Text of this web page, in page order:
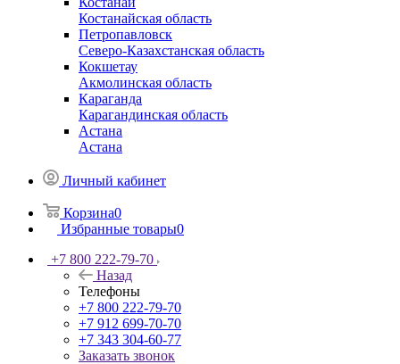
Костанайская область
Петропавловск
Северо-Казахстанская область
Кокшетау
Акмолинская область
Караганда
Карагандинская область
Астана
Астана
Личный кабинет
Корзина0
Избранные товары0
+7 800 222-79-70
Назад
Телефоны
+7 800 222-79-70
+7 912 699-70-70
+7 343 304-60-77
Заказать звонок